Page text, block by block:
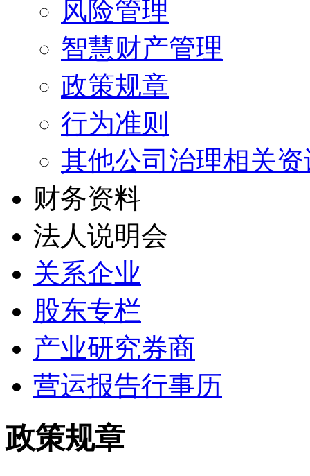
风险管理
智慧财产管理
政策规章
行为准则
其他公司治理相关资
财务资料
法人说明会
关系企业
股东专栏
产业研究券商
营运报告行事历
政策规章